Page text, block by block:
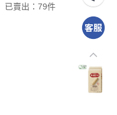
已賣出：79件